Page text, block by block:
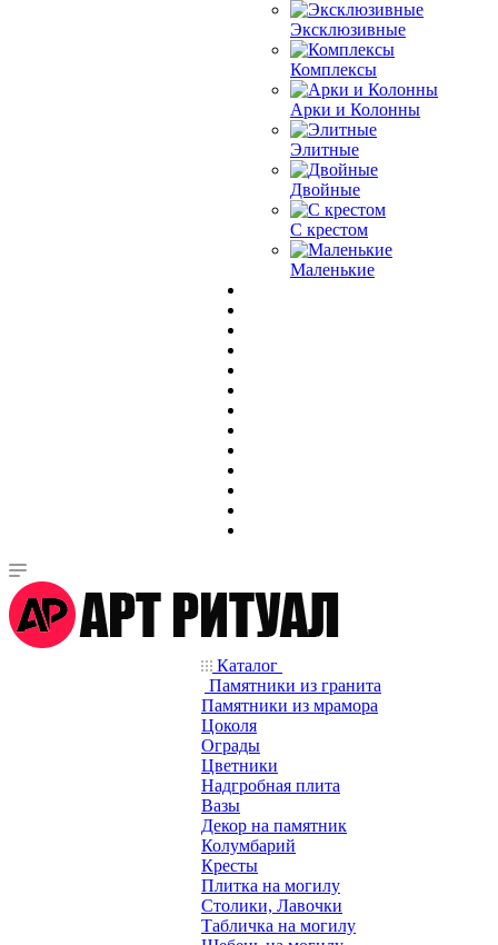
Эксклюзивные
Комплексы
Арки и Колонны
Элитные
Двойные
С крестом
Маленькие
Каталог
Памятники из гранита
Памятники из мрамора
Цоколя
Ограды
Цветники
Надгробная плита
Вазы
Декор на памятник
Колумбарий
Кресты
Плитка на могилу
Столики, Лавочки
Табличка на могилу